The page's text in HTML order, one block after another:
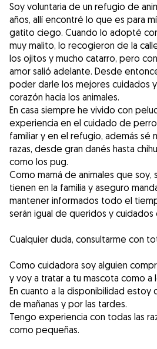
Soy voluntaria de un refugio de
años, allí encontré lo que es para
gatito ciego. Cuando lo adopté
muy malito, lo recogieron de la
los ojitos y mucho catarro, pero
amor salió adelante. Desde
poder darle los mejores cuidados
corazón hacia los animales.
En casa siempre he vivido con
experiencia en el cuidado de
familiar y en el refugio, además
razas, desde gran danés hasta
como los pug.
Como mamá de animales que soy,
tienen en la familia y aseguro
mantener informados todo el
serán igual de queridos y cuidados
Cualquier duda, consultarme con
Como cuidadora soy alguien
y voy a tratar a tu mascota como a
En cuanto a la disponibilidad estoy
de mañanas y por las tardes.
Tengo experiencia con todas las
como pequeñas.